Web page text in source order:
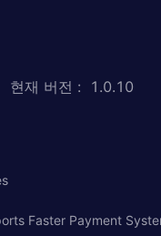
현재 버전 : 1.0.10
Faster Payment